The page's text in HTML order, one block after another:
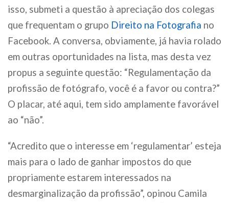
isso, submeti a questão à apreciação dos colegas
que frequentam o grupo Direito na Fotografia no
Facebook. A conversa, obviamente, já havia rolado
em outras oportunidades na lista, mas desta vez
propus a seguinte questão: “Regulamentação da
profissão de fotógrafo, você é a favor ou contra?”
O placar, até aqui, tem sido amplamente favorável
ao “não”.
“Acredito que o interesse em ‘regulamentar’ esteja
mais para o lado de ganhar impostos do que
propriamente estarem interessados na
desmarginalização da profissão”, opinou Camila